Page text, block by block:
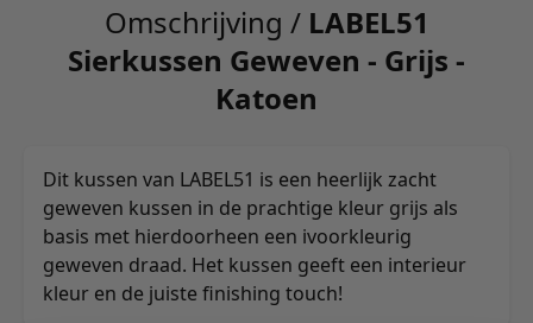
Omschrijving / LABEL51
Sierkussen Geweven - Grijs -
Katoen
Dit kussen van LABEL51 is een heerlijk zacht
geweven kussen in de prachtige kleur grijs als
basis met hierdoorheen een ivoorkleurig
geweven draad. Het kussen geeft een interieur
kleur en de juiste finishing touch!